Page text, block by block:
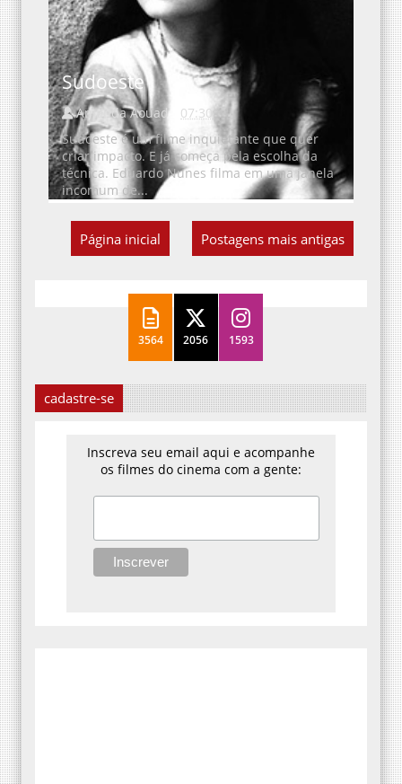
Sudoeste
Amanda Aouad
07:30
Sudoeste é um filme inquietante que quer
criar impacto. E já começa pela escolha da
técnica. Eduardo Nunes filma em uma janela
incomum de...
Postagens mais antigas
Página inicial
3564 2056 1593
cadastre-se
Inscreva seu email aqui e acompanhe
os filmes do cinema com a gente: